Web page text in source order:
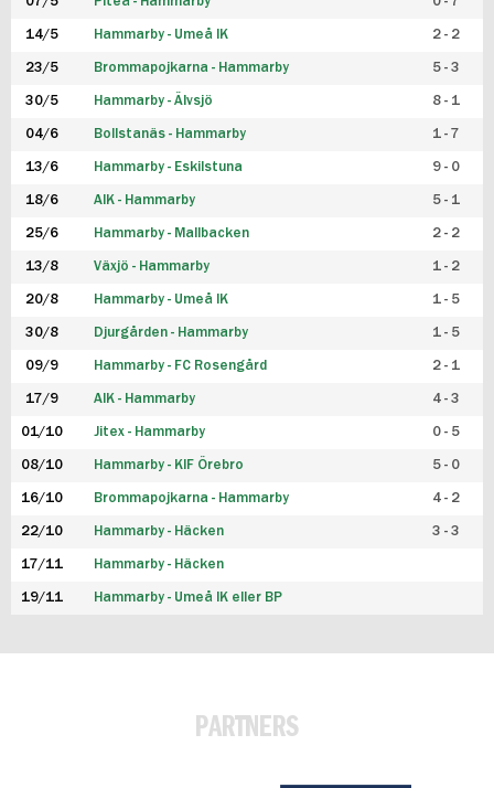
14/5 Hammarby - Umeå IK 2 - 2
23/5 Brommapojkarna - Hammarby 5 - 3
30/5 Hammarby - Älvsjö 8 - 1
04/6 Bollstanäs - Hammarby 1 - 7
13/6 Hammarby - Eskilstuna 9 - 0
18/6 AIK - Hammarby 5 - 1
25/6 Hammarby - Mallbacken 2 - 2
13/8 Växjö - Hammarby 1 - 2
20/8 Hammarby - Umeå IK 1 - 5
30/8 Djurgården - Hammarby 1 - 5
09/9 Hammarby - FC Rosengård 2 - 1
17/9 AIK - Hammarby 4 - 3
01/10 Jitex - Hammarby 0 - 5
08/10 Hammarby - KIF Örebro 5 - 0
16/10 Brommapojkarna - Hammarby 4 - 2
22/10 Hammarby - Häcken 3 - 3
17/11 Hammarby - Häcken
19/11 Hammarby - Umeå IK eller BP
PARTNERS